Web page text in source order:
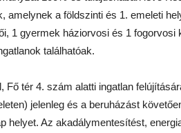
amelynek a földszinti és 1. emeleti
1 gyermek háziorvosi és 1
találhatóak.
Fő tér 4. szám alatti ingatlan
jelenleg és a beruházást
helyet. Az akadálymentesítést,